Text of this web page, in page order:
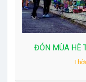
ĐÓN MÙA HÈ